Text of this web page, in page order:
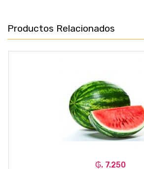
Productos Relacionados
₲. 7.250